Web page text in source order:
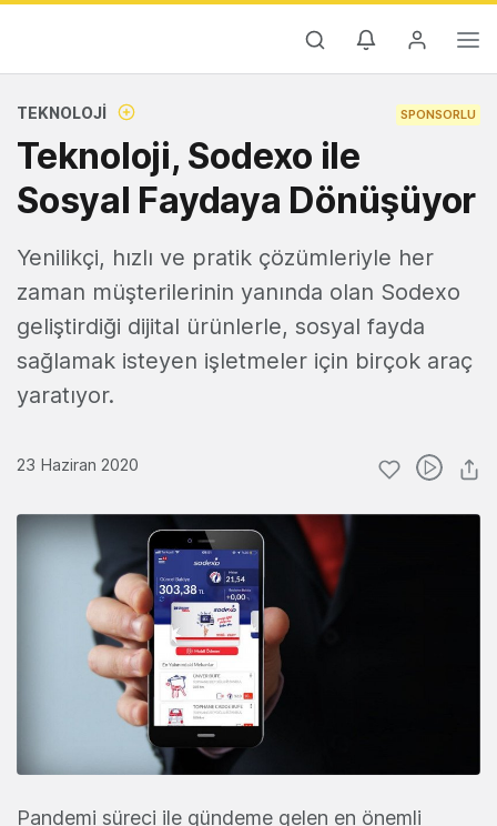
TEKNOLOJI SPONSORLU
Teknoloji, Sodexo ile
Sosyal Faydaya Dönüşüyor
Yenilikçi, hızlı ve pratik çözümleriyle her
zaman müşterilerinin yanında olan Sodexo
geliştirdiği dijital ürünlerle, sosyal fayda
sağlamak isteyen işletmeler için birçok araç
yaratıyor.
23 Haziran 2020
Pandemi süreci ile gündeme gelen en önemli